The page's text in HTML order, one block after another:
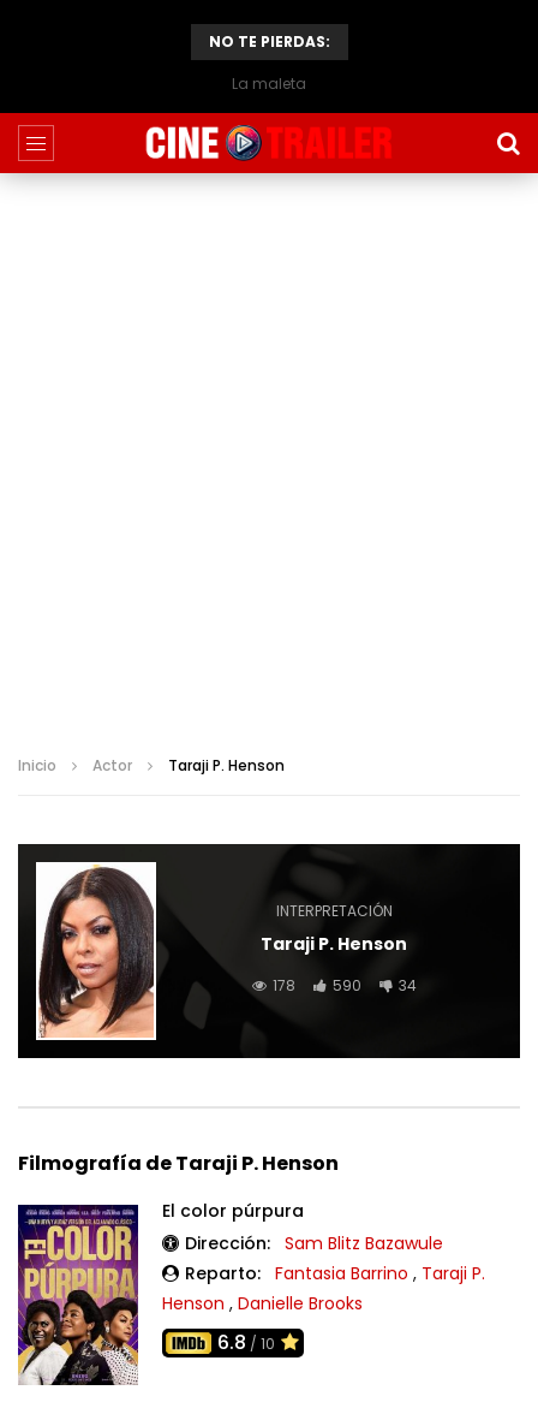
NO TE PIERDAS:
La maleta
Inicio Actor Taraji P. Henson
INTERPRETACIÓN
Taraji P. Henson
178 590 34
Filmografía de Taraji P. Henson
El color púrpura
Dirección: Sam Blitz Bazawule
Reparto: Fantasia Barrino , Taraji P.
Henson , Danielle Brooks
6.8 / 10